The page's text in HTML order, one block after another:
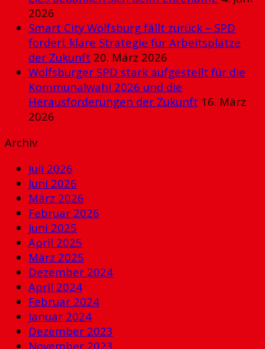
2026
Smart City Wolfsburg fällt zurück – SPD
fordert klare Strategie für Arbeitsplätze
der Zukunft 20. März 2026
Wolfsburger SPD stark aufgestellt für die
Kommunalwahl 2026 und die
Herausforderungen der Zukunft 16. März
2026
Archiv
Juli 2026
Juni 2026
März 2026
Februar 2026
Juni 2025
April 2025
März 2025
Dezember 2024
April 2024
Februar 2024
Januar 2024
Dezember 2023
November 2023